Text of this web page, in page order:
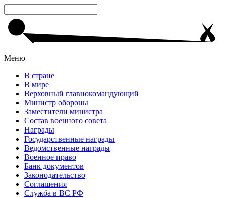
Меню
В стране
В мире
Верховный главнокомандующий
Министр обороны
Заместители министра
Состав военного совета
Награды
Государственные награды
Ведомственные награды
Военное право
Банк документов
Законодательство
Соглашения
Служба в ВС РФ